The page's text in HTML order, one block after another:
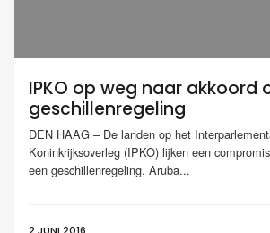
IPKO op weg naar akkoord
geschillenregeling
DEN HAAG – De landen op het
Koninkrijksoverleg (IPKO) lijken een
een geschillenregeling. Aruba...
2 JUNI 2016